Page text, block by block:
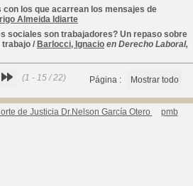
los que acarrean los mensajes de
Almeida Idiarte
sociales son trabajadores? Un repaso sobre
trabajo / Barlocci, Ignacio en Derecho Laboral,
(1 - 15 / 22) Página : Mostrar todo
de Justicia Dr.Nelson García Otero pmb